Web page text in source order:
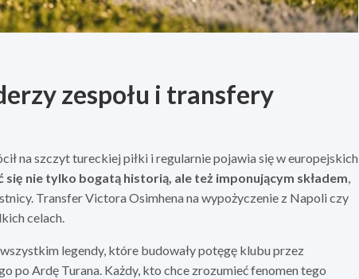
zespołu i transfery
na szczyt tureckiej piłki i regularnie pojawia się w europejskich
nie tylko bogatą historią, ale też imponującym składem,
Transfer Victora Osimhena na wypożyczenie z Napoli czy
celach.
legendy, które budowały potęgę klubu przez
po Ardę Turana. Każdy, kto chce zrozumieć fenomen tego